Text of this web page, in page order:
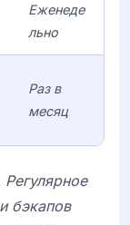
Еженеде
льно
Раз в
месяц
бэкапов